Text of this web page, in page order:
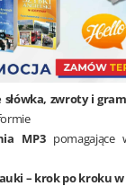
słówka, zwroty i
MP3pomagające
– krok po kroku w